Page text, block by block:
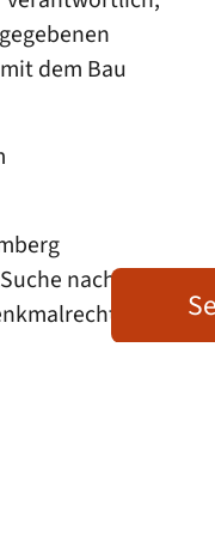
dem Bau
nach